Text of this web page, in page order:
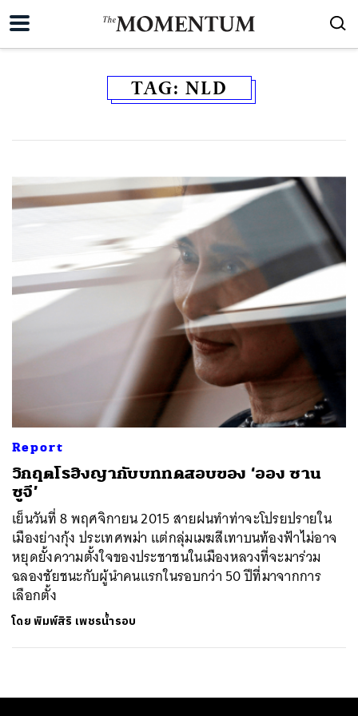
TAG: NLD
Report
วิกฤตโรฮิงญากับบททดสอบของ ‘ออง ซาน
ซูจี’
เย็นวันที่ 8 พฤศจิกายน 2015 สายฝนทำท่าจะโปรยปรายใน
เมืองย่างกุ้ง ประเทศพม่า แต่กลุ่มเมฆสีเทาบนท้องฟ้าไม่อาจ
หยุดยั้งความตั้งใจของประชาชนในเมืองหลวงที่จะมาร่วม
ฉลองชัยชนะกับผู้นำคนแรกในรอบกว่า 50 ปีที่มาจากการ
เลือกตั้ง
โดยพิมพ์สิริ เพชรน้ำรอบ
SHARE TWEET LINE EMAIL